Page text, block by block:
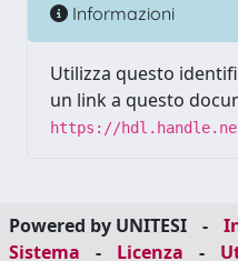
Informazioni
Utilizza questo
un link a questo
https://
Powered by UNITESI -
Sistema
- Licenza -